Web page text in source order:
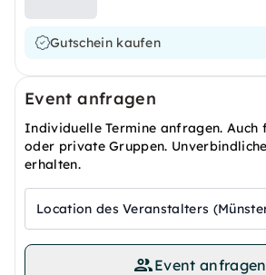
Gutschein kaufen
Event anfragen
Individuelle Termine anfragen. Auch
oder private Gruppen.
erhalten.
Location des Veranstalters
Event anfragen